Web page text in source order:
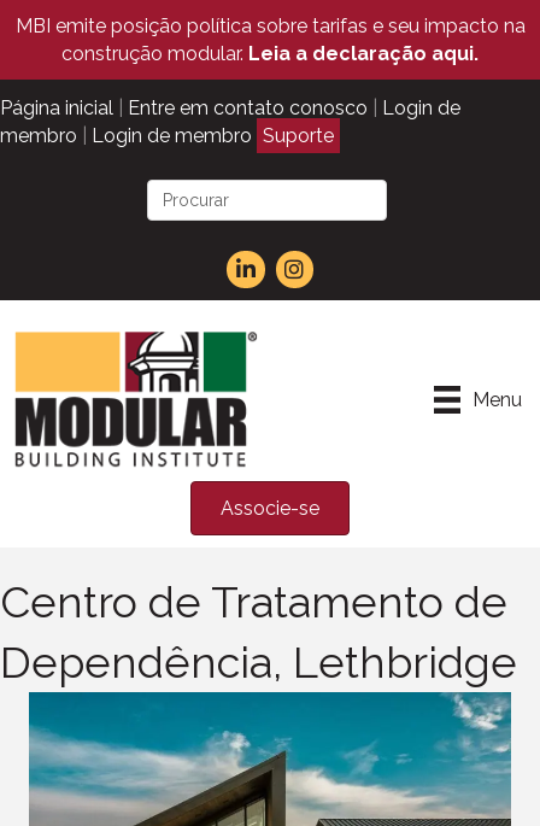
MBI emite posição política sobre tarifas e seu impacto na
construção modular. Leia a declaração aqui.
Página inicial Entre em contato conosco
Login de
membro
Login de membro Suporte
Menu
Associe-se
Centro de Tratamento de
Dependência, Lethbridge